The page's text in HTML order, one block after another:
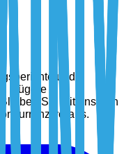
und
klügere
Sie mit unseren
voraus.